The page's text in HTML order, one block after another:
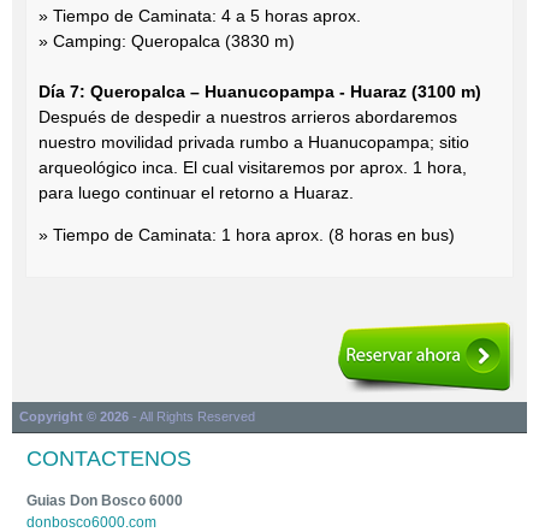
» Tiempo de Caminata: 4 a 5 horas aprox.
» Camping: Queropalca (3830 m)
Día 7: Queropalca – Huanucopampa - Huaraz (3100 m)
Después de despedir a nuestros arrieros abordaremos
nuestro movilidad privada rumbo a Huanucopampa; sitio
arqueológico inca. El cual visitaremos por aprox. 1 hora,
para luego continuar el retorno a Huaraz.
» Tiempo de Caminata: 1 hora aprox. (8 horas en bus)
Copyright © 2026- All Rights Reserved
CONTACTENOS
Guias Don Bosco 6000
donbosco6000.com